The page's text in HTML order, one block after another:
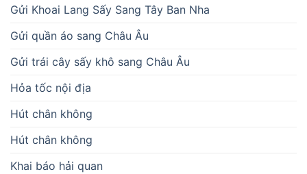
Gửi Khoai Lang Sấy Sang Tây Ban Nha
Gửi quần áo sang Châu Âu
Gửi trái cây sấy khô sang Châu Âu
Hỏa tốc nội địa
Hút chân không
Hút chân không
Khai báo hải quan